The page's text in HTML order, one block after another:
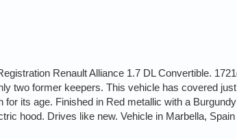
Renault Alliance 1.7 DL Convertible.
two former keepers. This vehicle has covered
for its age. Finished in Red metallic with a
hood. Drives like new. Vehicle in Marbella,